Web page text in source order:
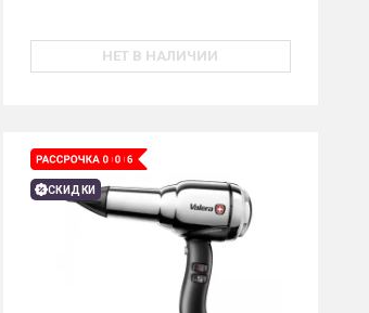
НЕТ В НАЛИЧИИ
СКИДКИ